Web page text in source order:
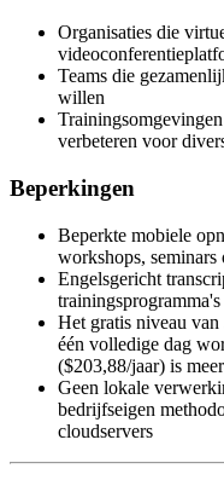
Organisaties die
Teams die
willen
verbeteren voor
Beperkingen
Beperkte mobiele
workshops,
Engelsgericht
trainingsprogramma's
Het gratis niveau
één volledige dag
($203,88/jaar) is
Geen lokale
bedrijfseigen
cloudservers